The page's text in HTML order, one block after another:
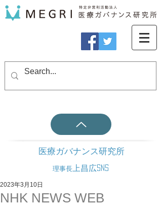
医療ガバナンス研究所
理事長 上昌広SNS
NHK NEWS WEB
2023年3月10日